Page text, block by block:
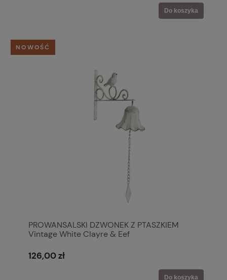
Do koszyka
PROWANSALSKI DZWONEK Z PTASZKIEM
Vintage White Clayre & Eef
126,00 zł
Do koszyka
NOWOŚĆ